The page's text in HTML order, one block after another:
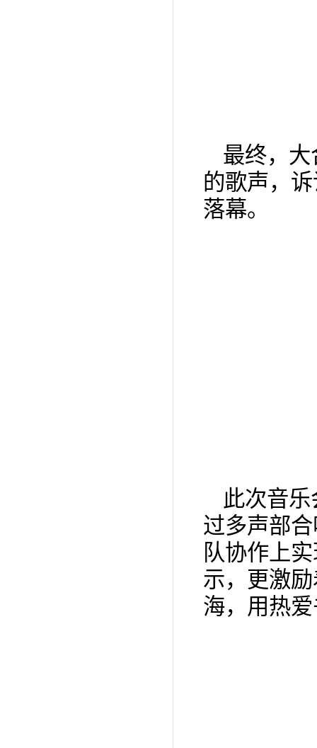
最终，
的歌声，
落幕。
此次音
过多声部
队协作上
示，更激
海，用热